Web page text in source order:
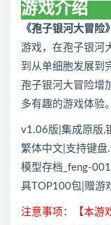
游戏介绍
《孢子银河大冒险》
游戏，在孢子银河
到从单细胞发展到
孢子银河大冒险增
多有趣的游戏体验。
v1.06版|集成原版,
繁体中文|支持键
模型存档_feng-
具TOP100包|赠游
注意事项：【本游